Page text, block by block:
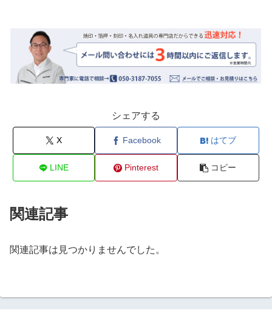
シェアする
X Facebook はてブ
LINE Pinterest コピー
関連記事
関連記事は見つかりませんでした。